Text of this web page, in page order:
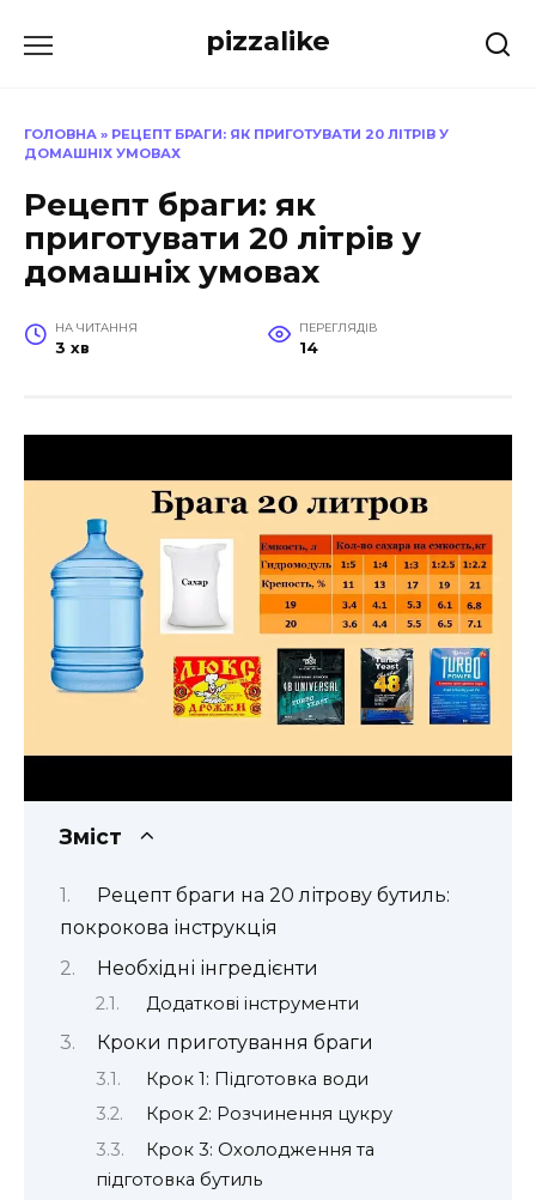
до
pizzalike
ГОЛОВНА » РЕЦЕПТ БРАГИ: ЯК ПРИГОТУВАТИ 20 ЛІТРІВ У
ДОМАШНІХ УМОВАХ
Рецепт браги: як
приготувати 20 літрів у
домашніх умовах
НА ЧИТАННЯ
3 хв
ПЕРЕГЛЯДІВ
14
Зміст
Рецепт браги на 20 літрову бутиль:
покрокова інструкція
Необхідні інгредієнти
Додаткові інструменти
Кроки приготування браги
Крок 1: Підготовка води
Крок 2: Розчинення цукру
Крок 3: Охолодження та
підготовка бутиль